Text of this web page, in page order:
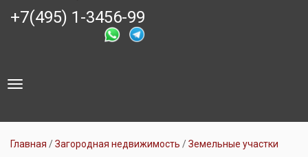
+7(495) 1-3456-99
Toggle
Главная Загородная недвижимость Земельные участки